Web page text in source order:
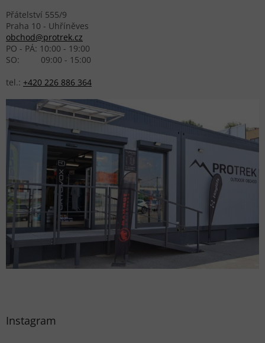
Přátelství 555/9
Praha 10 - Uhříněves
obchod@protrek.cz
PO - PÁ: 10:00 - 19:00
SO: 09:00 - 15:00
tel.: +420 226 886 364
Instagram